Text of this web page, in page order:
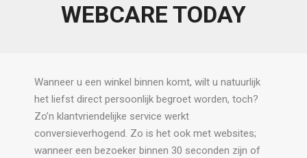
WEBCARE TODAY
Wanneer u een winkel binnen komt, wilt u natuurlijk
het liefst direct persoonlijk begroet worden, toch?
Zo’n klantvriendelijke service werkt
conversieverhogend. Zo is het ook met websites;
wanneer een bezoeker binnen 30 seconden zijn of